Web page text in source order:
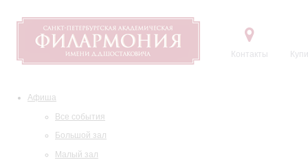
Контакты
Афиша
Все события
Большой зал
Малый зал